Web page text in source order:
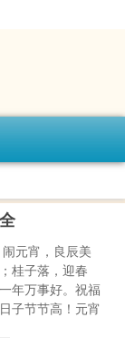
元宵，良辰美
桂子落，迎春
年万事好。祝福
子节节高！元宵